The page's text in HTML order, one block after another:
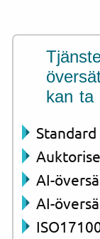
kan ta
AI-
AI-